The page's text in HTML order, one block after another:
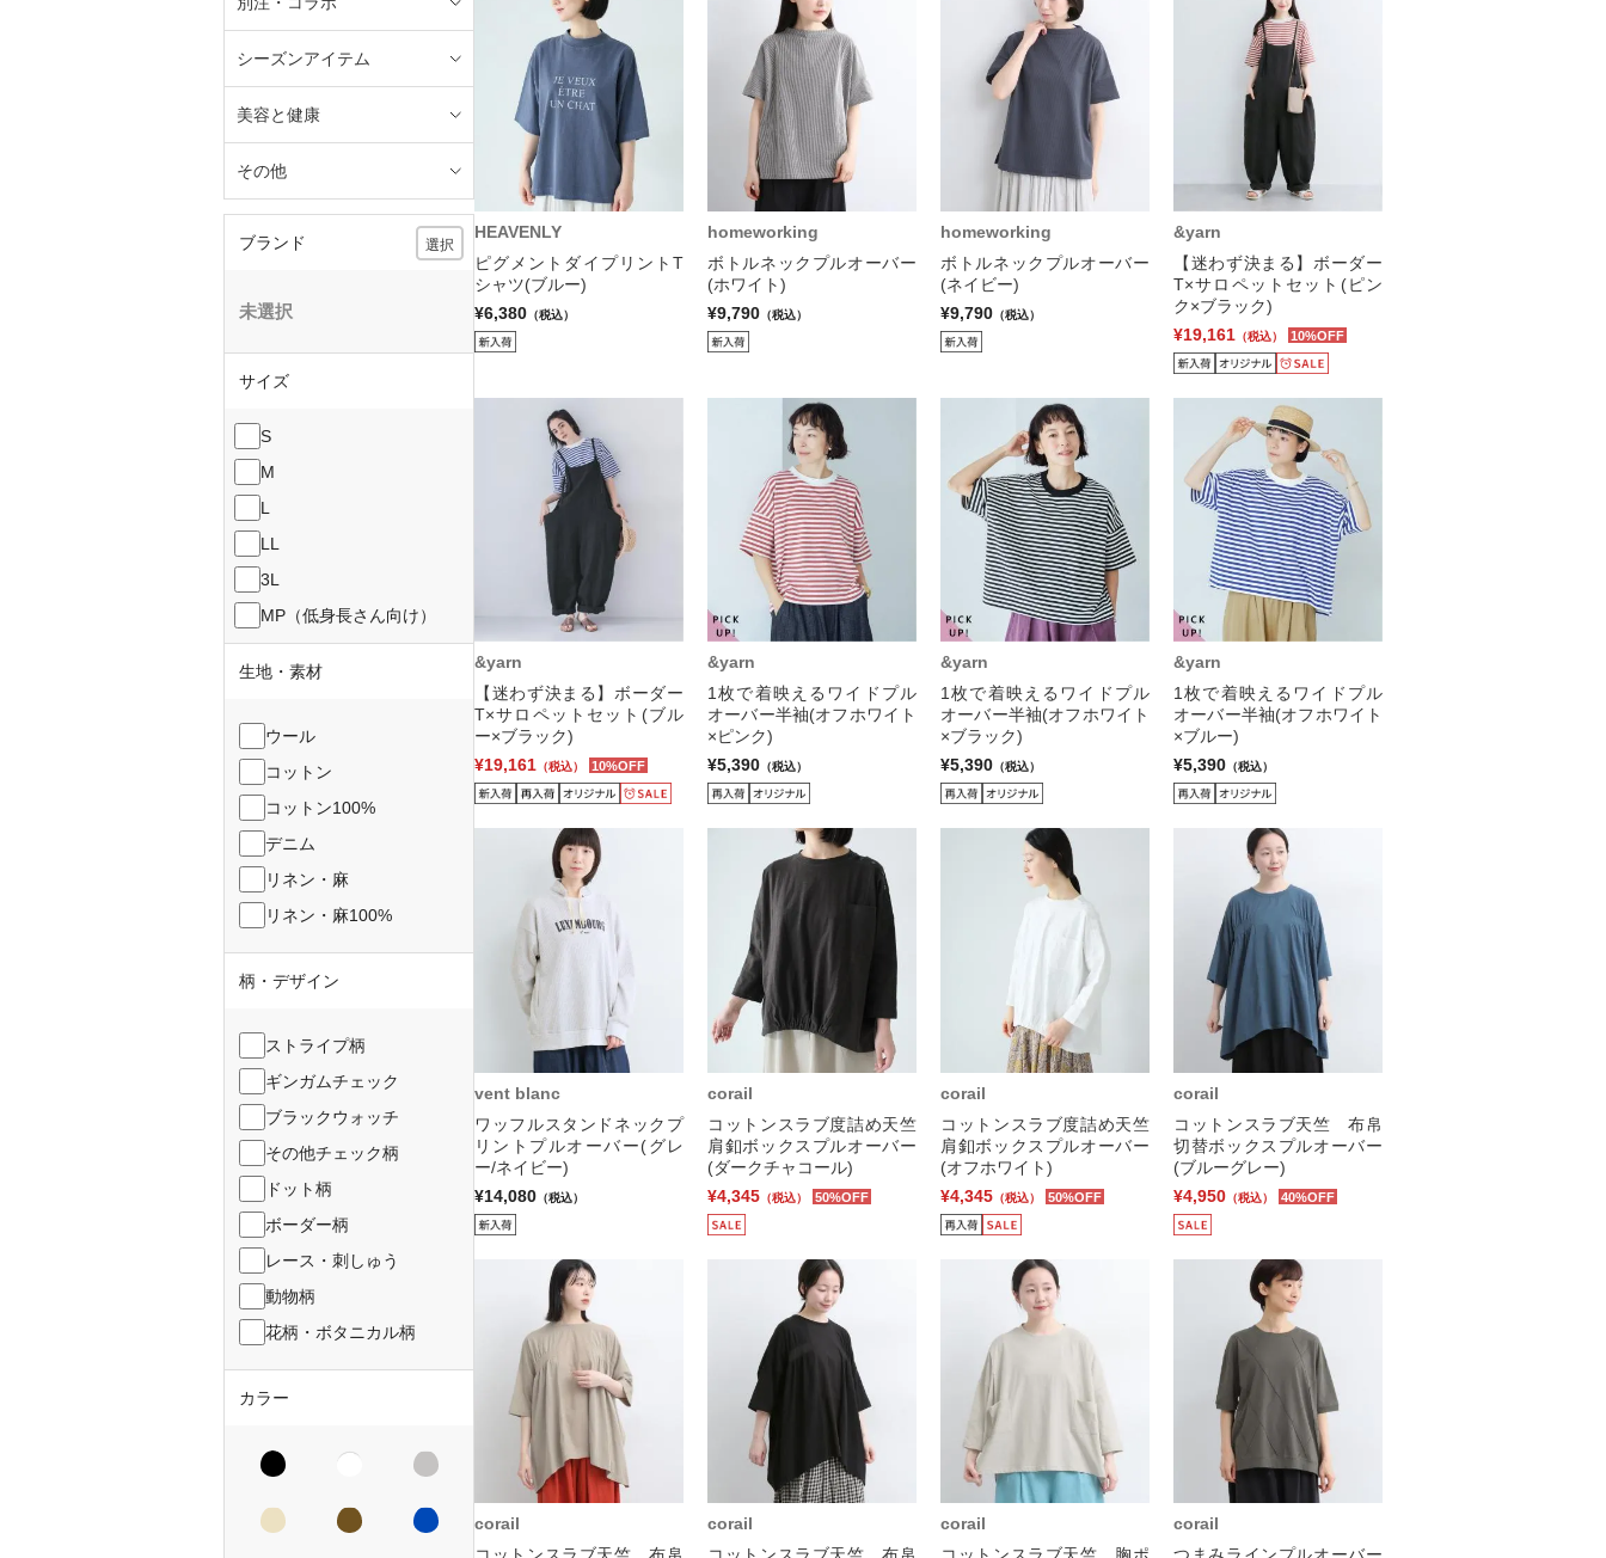
シーズンアイテム
美容と健康
その他
ブランド 選択
未選択
サイズ
S
M
L
LL
3L
MP（低身長さん向け）
生地・素材
ウール
コットン
コットン100%
デニム
リネン・麻
リネン・麻100%
柄・デザイン
ストライプ柄
ギンガムチェック
ブラックウォッチ
その他チェック柄
ドット柄
ボーダー柄
レース・刺しゅう
動物柄
花柄・ボタニカル柄
カラー
HEAVENLY
ピグメントダイプリントT
シャツ(ブルー)
¥6,380 （税込）
homeworking
ボトルネックプルオーバー
(ホワイト)
¥9,790 （税込）
homeworking
ボトルネックプルオーバー
(ネイビー)
¥9,790 （税込）
&yarn
【迷わず決まる】ボーダー
T×サロペットセット(ピン
ク×ブラック)
¥19,161 （税込） 10%OFF
&yarn
【迷わず決まる】ボーダー
T×サロペットセット(ブル
ー×ブラック)
¥19,161 （税込） 10%OFF
&yarn
1枚で着映えるワイドプル
オーバー半袖(オフホワイト
×ピンク)
¥5,390 （税込）
&yarn
1枚で着映えるワイドプル
オーバー半袖(オフホワイト
×ブラック)
¥5,390 （税込）
&yarn
1枚で着映えるワイドプル
オーバー半袖(オフホワイト
×ブルー)
¥5,390 （税込）
vent blanc
ワッフルスタンドネックプ
リントプルオーバー(グレ
ー/ネイビー)
¥14,080 （税込）
corail
コットンスラブ度詰め天竺
肩釦ボックスプルオーバー
(ダークチャコール)
¥4,345 （税込） 50%OFF
corail
コットンスラブ度詰め天竺
肩釦ボックスプルオーバー
(オフホワイト)
¥4,345 （税込） 50%OFF
corail
コットンスラブ天竺 布帛
切替ボックスプルオーバー
(ブルーグレー)
¥4,950 （税込） 40%OFF
corail
コットンスラブ天竺 布帛
corail
コットンスラブ天竺 布帛
corail
コットンスラブ天竺 胸ポ
corail
つまみラインプルオーバー